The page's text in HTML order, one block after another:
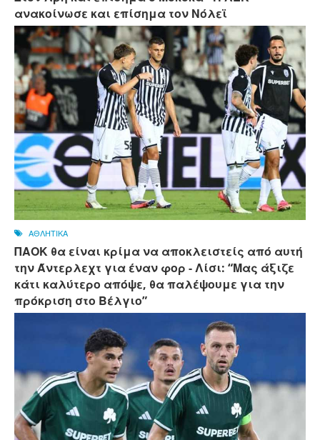
ανακοίνωσε και επίσημα τον Νόλεϊ
ΑΘΛΗΤΙΚΑ
ΠΑΟΚ θα είναι κρίμα να αποκλειστείς από αυτή
την Άντερλεχτ για έναν φορ - ​​Λίσι: “Μας άξιζε
κάτι καλύτερο απόψε, θα παλέψουμε για την
πρόκριση στο Βέλγιο”